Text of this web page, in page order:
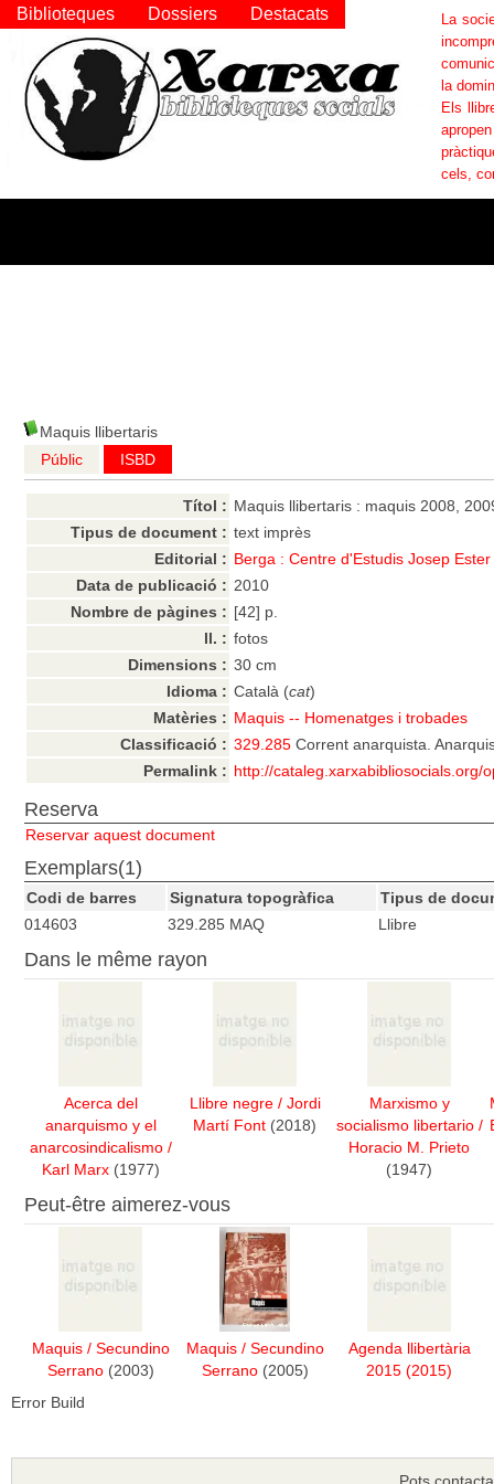
Maquis llibertaris
Públic
ISBD
Títol : Maquis llibertaris : maquis 2008,
Tipus de document : text imprès
Editorial : Berga : Centre d'Estudis Josep
Data de publicació : 2010
Nombre de pàgines : [42] p.
ll. : fotos
Dimensions : 30 cm
Idioma : Català (cat)
Matèries : Maquis -- Homenatges i trobades
Classificació : 329.285 Corrent anarquista.
Permalink : http://cataleg.xarxabibliosocials.org/
Reserva
Reservar aquest document
Exemplars(1)
Codi de barres Signatura topogràfica
Tipus de
014603
329.285 MAQ Llibre
Dans le même rayon
Acerca del
anarquismo y el
anarcosindicalismo/
Karl Marx(1977)
Llibre negre/ Jordi
Martí Font (2018)
Marxismo y
socialismo libertario/
Horacio M. Prieto
(1947)
Peut-être aimerez-vous
Maquis/ Secundino
Serrano(2003)
Maquis/ Secundino
Serrano(2005)
Agenda llibertària
2015 (2015)
Error Build
La
la
Els
cels,
Biblioteques Dossiers Destacats